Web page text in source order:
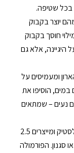
בכל שטיפה.
אחד מהם יוצר בקבוק
מילוי חוסך בקבוק
אלא גם
ומעמיסים על
הוסיפו את
נעים – שמתאים
עם 5 מילויים באריזה, אתם חוסכים 5 בקבוקי פלסטיק ומייצרים 2.5
סגנון. הפורמולה